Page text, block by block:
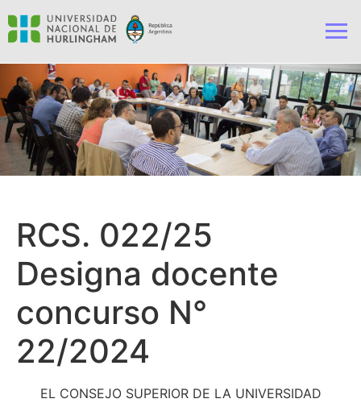
RCS. 022/25
Designa docente
concurso N°
22/2024
EL CONSEJO SUPERIOR DE LA UNIVERSIDAD